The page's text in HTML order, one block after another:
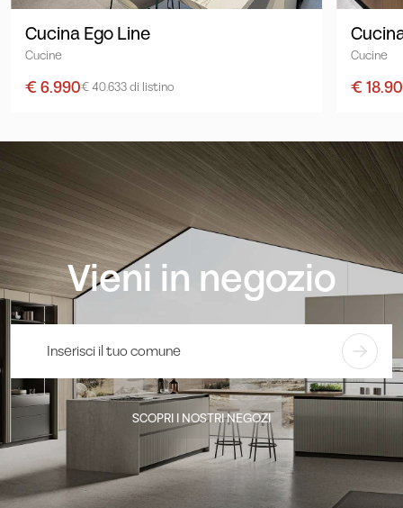
Cucina Ego Line
Cucine
€ 6.990€ 40.633 di listino
Cucine
€
Vieni in negozio
SCOPRI I NOSTRI NEGOZI